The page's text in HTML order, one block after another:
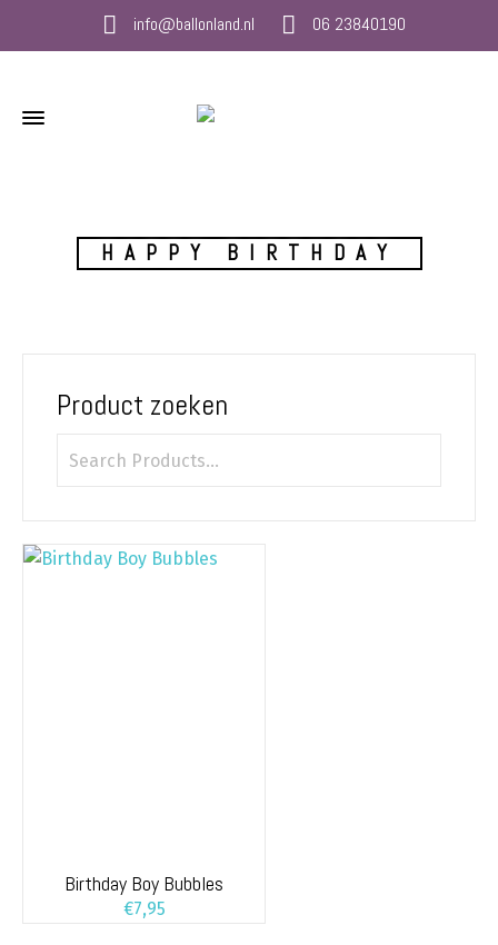
info@ballonland.nl 06 23840190
HAPPY BIRTHDAY
Birthday Boy Bubbles
€7,95
Product zoeken